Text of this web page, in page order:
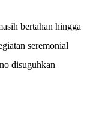
bertahan hingga
seremonial
disuguhkan